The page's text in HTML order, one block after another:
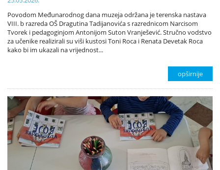
Povodom Međunarodnog dana muzeja održana je terenska nastava
VIII. b razreda OŠ Dragutina Tadijanovića s razrednicom Narcisom
Tvorek i pedagoginjom Antonijom Suton Vranješević. Stručno vodstvo
za učenike realizirali su viši kustosi Toni Roca i Renata Devetak Roca
kako bi im ukazali na vrijednost...
opširnije